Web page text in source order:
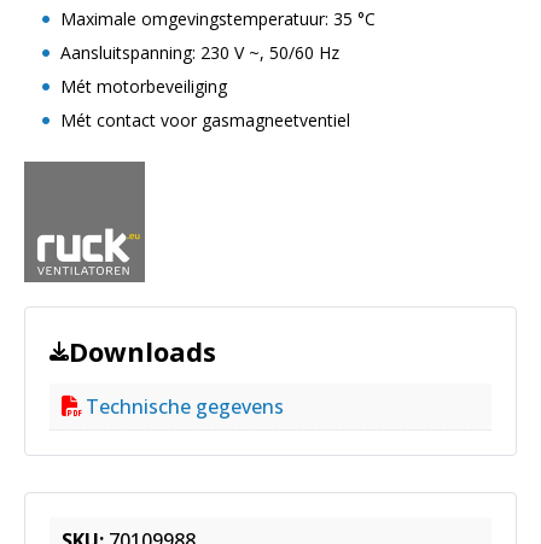
Maximale omgevingstemperatuur: 35 °C
Aansluitspanning: 230 V ~, 50/60 Hz
Mét motorbeveiliging
Mét contact voor gasmagneetventiel
Downloads
Technische gegevens